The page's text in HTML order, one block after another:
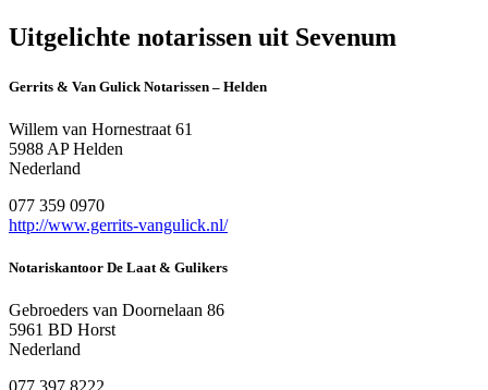
Uitgelichte notarissen uit Sevenum
Gerrits & Van Gulick Notarissen – Helden
Willem van Hornestraat 61
5988 AP Helden
Nederland
077 359 0970
http://www.gerrits-vangulick.nl/
Notariskantoor De Laat & Gulikers
Gebroeders van Doornelaan 86
5961 BD Horst
Nederland